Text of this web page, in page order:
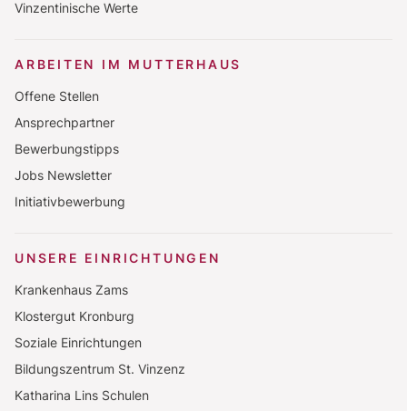
Vinzentinische Werte
ARBEITEN IM MUTTERHAUS
Offene Stellen
Ansprechpartner
Bewerbungstipps
Jobs Newsletter
Initiativbewerbung
UNSERE EINRICHTUNGEN
Krankenhaus Zams
Klostergut Kronburg
Soziale Einrichtungen
Bildungszentrum St. Vinzenz
Katharina Lins Schulen